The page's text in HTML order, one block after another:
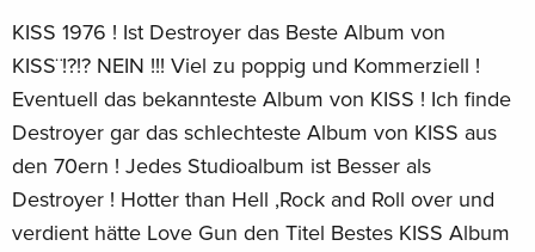
KISS 1976 ! Ist Destroyer das Beste Album von
KISS¨!?!? NEIN !!! Viel zu poppig und Kommerziell !
Eventuell das bekannteste Album von KISS ! Ich finde
Destroyer gar das schlechteste Album von KISS aus
den 70ern ! Jedes Studioalbum ist Besser als
Destroyer ! Hotter than Hell ,Rock and Roll over und
verdient hätte Love Gun den Titel Bestes KISS Album